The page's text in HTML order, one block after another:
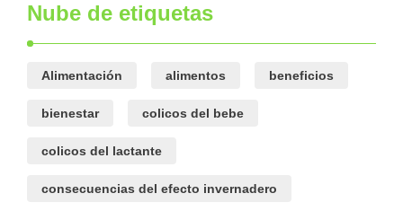
Nube de etiquetas
Alimentación alimentos beneficios
bienestar colicos del bebe
colicos del lactante
consecuencias del efecto invernadero